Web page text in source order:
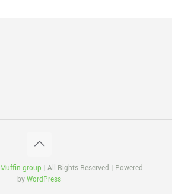
Muffin group | All Rights Reserved | Powered
byWordPress